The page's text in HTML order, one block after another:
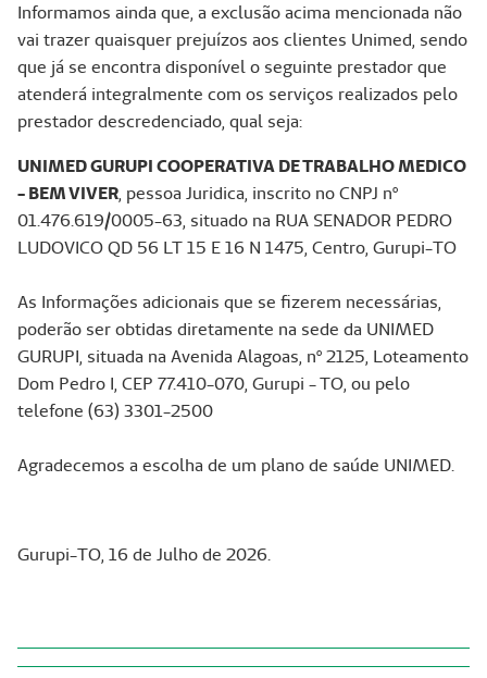
Informamos ainda que, a exclusão acima mencionada não
vai trazer quaisquer prejuízos aos clientes Unimed, sendo
que já se encontra disponível o seguinte prestador que
atenderá integralmente com os serviços realizados pelo
prestador descredenciado, qual seja:
UNIMED GURUPI COOPERATIVA DE TRABALHO MEDICO
- BEM VIVER, pessoa Juridica, inscrito no CNPJ nº
01.476.619/0005-63, situado na RUA SENADOR PEDRO
LUDOVICO QD 56 LT 15 E 16 N 1475, Centro, Gurupi-TO
As Informações adicionais que se fizerem necessárias,
poderão ser obtidas diretamente na sede da UNIMED
GURUPI, situada na Avenida Alagoas, nº 2125, Loteamento
Dom Pedro I, CEP 77.410-070, Gurupi - TO, ou pelo
telefone (63) 3301-2500
Agradecemos a escolha de um plano de saúde UNIMED.
Gurupi-TO, 16 de Julho de 2026.